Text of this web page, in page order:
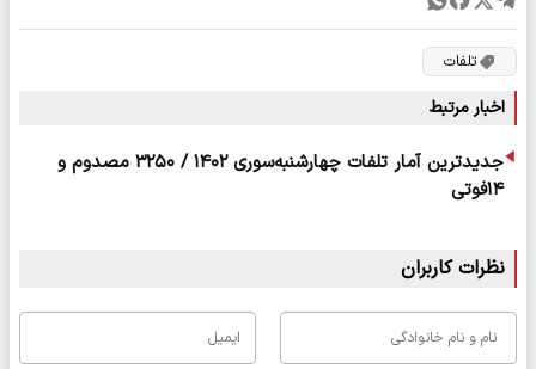
تلفات
اخبار مرتبط
جدیدترین آمار تلفات چهارشنبه‌سوری ۱۴۰۲ / ۳۲۵۰ مصدوم و
۱۴فوتی
نظرات کاربران